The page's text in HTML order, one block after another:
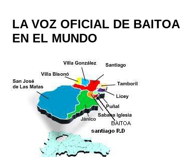
LA VOZ OFICIAL DE BAITOA
EN EL MUNDO